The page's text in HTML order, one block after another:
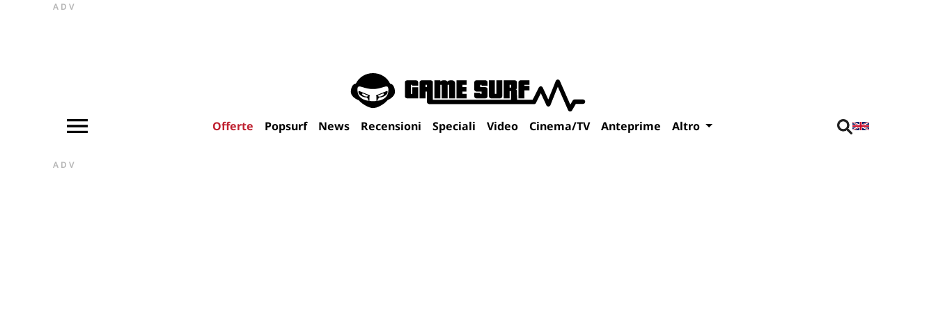
ADV
Offerte Popsurf News Recensioni Speciali Video Cinema/TV Anteprime Altro
ADV